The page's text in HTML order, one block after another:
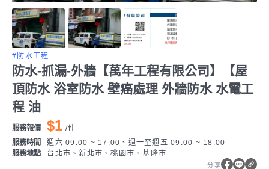
#防水工程
防水-抓漏-外牆【萬年工程有限公司】【屋
頂防水 浴室防水 壁癌處理 外牆防水 水電工
程 油
服務報價 $1 /件
服務時間
週六 09:00 ~ 17:00、週一至週五 09:00 ~ 18:00
服務地點
台北市、新北市、桃園市、基隆市
分享